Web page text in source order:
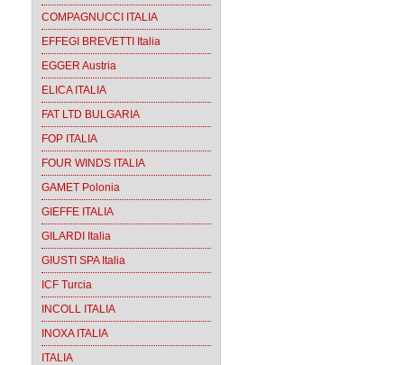
COMPAGNUCCI ITALIA
EFFEGI BREVETTI Italia
EGGER Austria
ELICA ITALIA
FAT LTD BULGARIA
FOP ITALIA
FOUR WINDS ITALIA
GAMET Polonia
GIEFFE ITALIA
GILARDI Italia
GIUSTI SPA Italia
ICF Turcia
INCOLL ITALIA
INOXA ITALIA
ITALIA